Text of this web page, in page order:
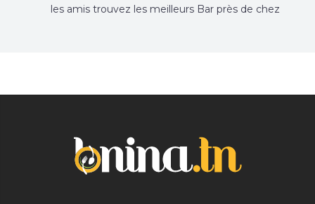
les amis trouvez les meilleurs Bar près de chez